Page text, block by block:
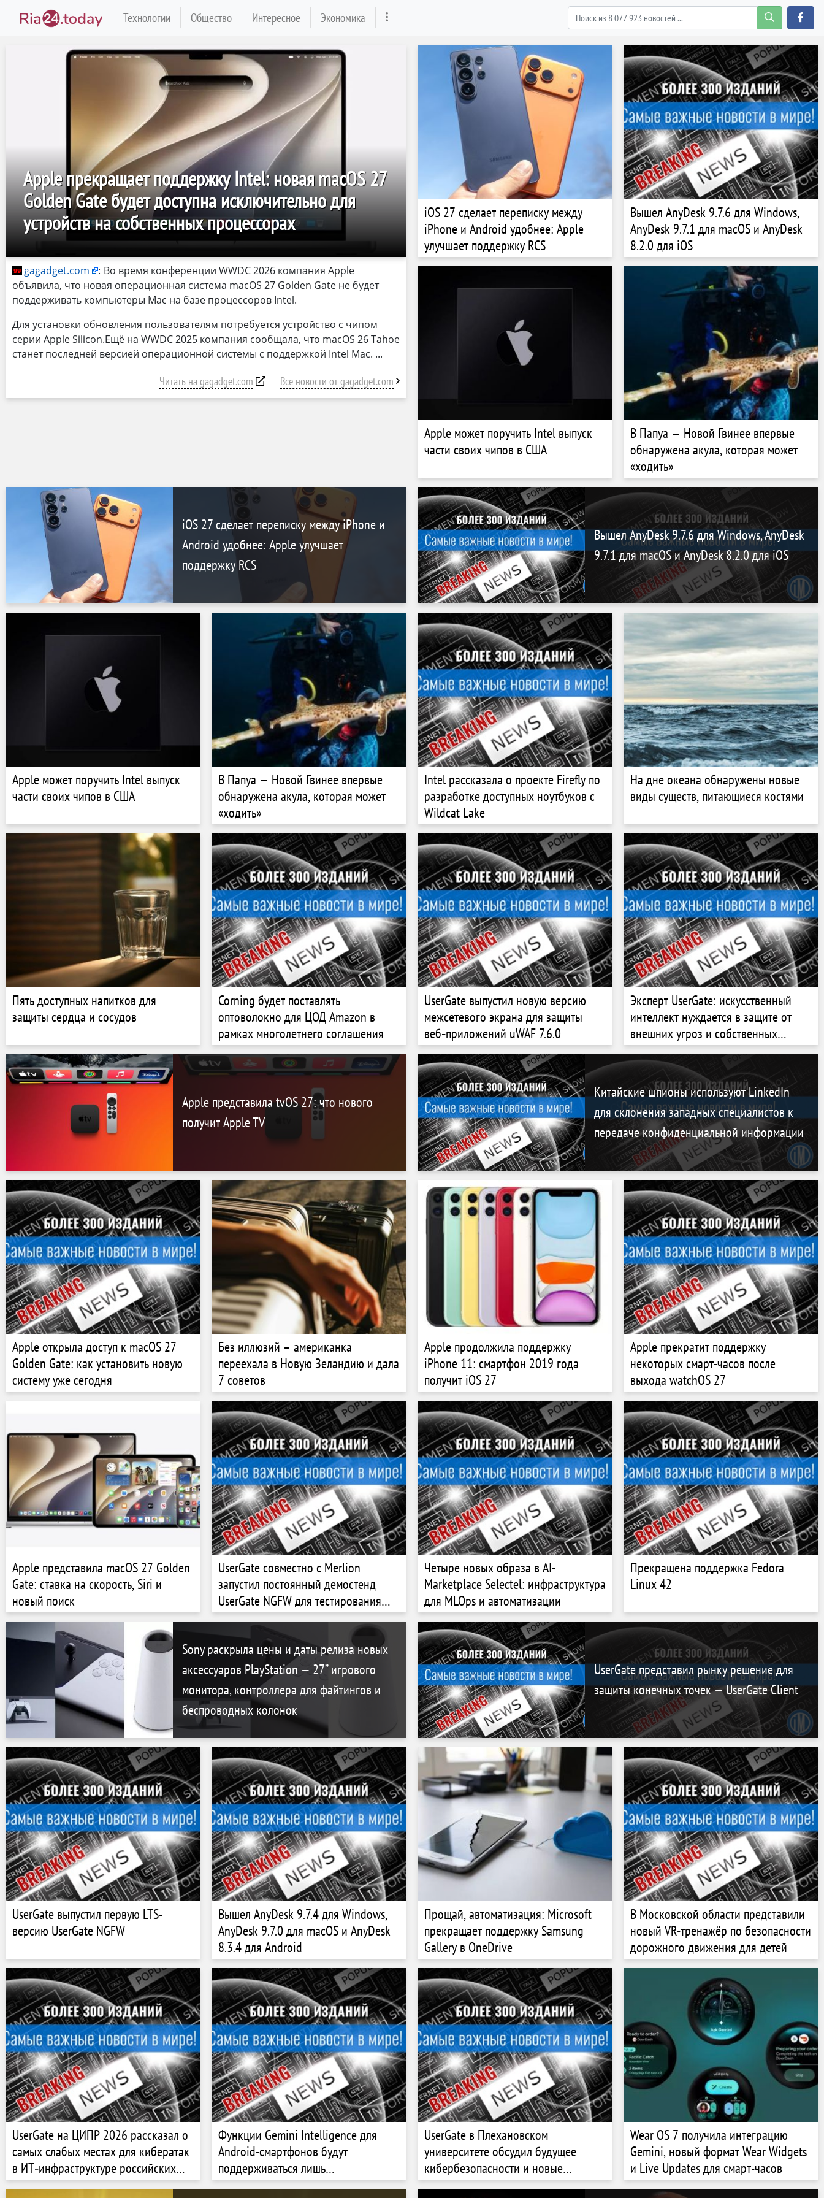
Технологии Общество Интересное Экономика
Apple прекращает поддержку Intel: новая macOS 27
Golden Gate будет доступна исключительно для
устройств на собственных процессорах
gagadget.com : Во время конференции WWDC 2026 компания Apple
объявила, что новая операционная система macOS 27 Golden Gate не будет
поддерживать компьютеры Mac на базе процессоров Intel.
Для установки обновления пользователям потребуется устройство с чипом
серии Apple Silicon.Ещё на WWDC 2025 компания сообщала, что macOS 26 Tahoe
станет последней версией операционной системы с поддержкой Intel Mac.
Читать на gagadget.com Все новости от gagadget.com
iOS 27 сделает переписку между
iPhone и Android удобнее: Apple
улучшает поддержку RCS
Вышел AnyDesk 9.7.6 для Windows,
AnyDesk 9.7.1 для macOS и AnyDesk
8.2.0 для iOS
Apple может поручить Intel выпуск
части своих чипов в США
В Папуа — Новой Гвинее впервые
обнаружена акула, которая может
«ходить»
iOS 27 сделает переписку между iPhone и
Android удобнее: Apple улучшает
поддержку RCS
Вышел AnyDesk 9.7.6 для Windows, AnyDesk
9.7.1 для macOS и AnyDesk 8.2.0 для iOS
Apple может поручить Intel выпуск
части своих чипов в США
В Папуа — Новой Гвинее впервые
обнаружена акула, которая может
«ходить»
Intel рассказала о проекте Firefly по
разработке доступных ноутбуков с
Wildcat Lake
На дне океана обнаружены новые
виды существ, питающиеся костями
Пять доступных напитков для
защиты сердца и сосудов
Corning будет поставлять
оптоволокно для ЦОД Amazon в
рамках многолетнего соглашения
UserGate выпустил новую версию
межсетевого экрана для защиты
веб‑приложений uWAF 7.6.0
Эксперт UserGate: искусственный
интеллект нуждается в защите от
внешних угроз и собственных
галлюцинаций
Apple представила tvOS 27: что нового
получит Apple TV
Китайские шпионы используют LinkedIn
для склонения западных специалистов к
передаче конфиденциальной информации
Apple открыла доступ к macOS 27
Golden Gate: как установить новую
систему уже сегодня
Без иллюзий – американка
переехала в Новую Зеландию и дала
7 советов
Apple продолжила поддержку
iPhone 11: смартфон 2019 года
получит iOS 27
Apple прекратит поддержку
некоторых смарт-часов после
выхода watchOS 27
Apple представила macOS 27 Golden
Gate: ставка на скорость, Siri и
новый поиск
UserGate совместно c Merlion
запустил постоянный демостенд
UserGate NGFW для тестирования
сценариев кибербезопасности
Четыре новых образа в AI-
Marketplace Selectel: инфраструктура
для MLOps и автоматизации
Прекращена поддержка Fedora
Linux 42
Sony раскрыла цены и даты релиза новых
аксессуаров PlayStation — 27” игрового
монитора, контроллера для файтингов и
беспроводных колонок
UserGate представил рынку решение для
защиты конечных точек — UserGate Client
UserGate выпустил первую LTS-
версию UserGate NGFW
Вышел AnyDesk 9.7.4 для Windows,
AnyDesk 9.7.0 для macOS и AnyDesk
8.3.4 для Android
Прощай, автоматизация: Microsoft
прекращает поддержку Samsung
Gallery в OneDrive
В Московской области представили
новый VR-тренажёр по безопасности
дорожного движения для детей
UserGate на ЦИПР 2026 рассказал о
самых слабых местах для кибератак
в ИТ‑инфраструктуре российских
компаний
Функции Gemini Intelligence для
Android-смартфонов будут
поддерживаться лишь
ограниченным числом премиальных
UserGate в Плехановском
университете обсудил будущее
кибербезопасности и новые
требования к ИБ‑специалистам
Wear OS 7 получила интеграцию
Gemini, новый формат Wear Widgets
и Live Updates для смарт-часов